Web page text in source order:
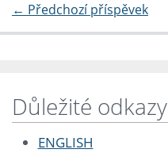
← Předchozí příspěvek
Důležité odkazy
ENGLISH